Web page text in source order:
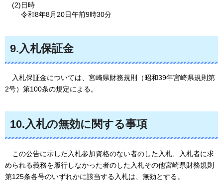
(2)日時
令和8年8月20日午前9時30分
9.入札保証金
入札保証金については、宮崎県財務規則（昭和39年宮崎県規則第
2号）第100条の規定による。
10.入札の無効に関する事項
この公告に示した入札参加資格のない者のした入札、入札者に求
められる義務を履行しなかった者のした入札その他宮崎県財務規則
第125条各号のいずれかに該当する入札は、無効とする。